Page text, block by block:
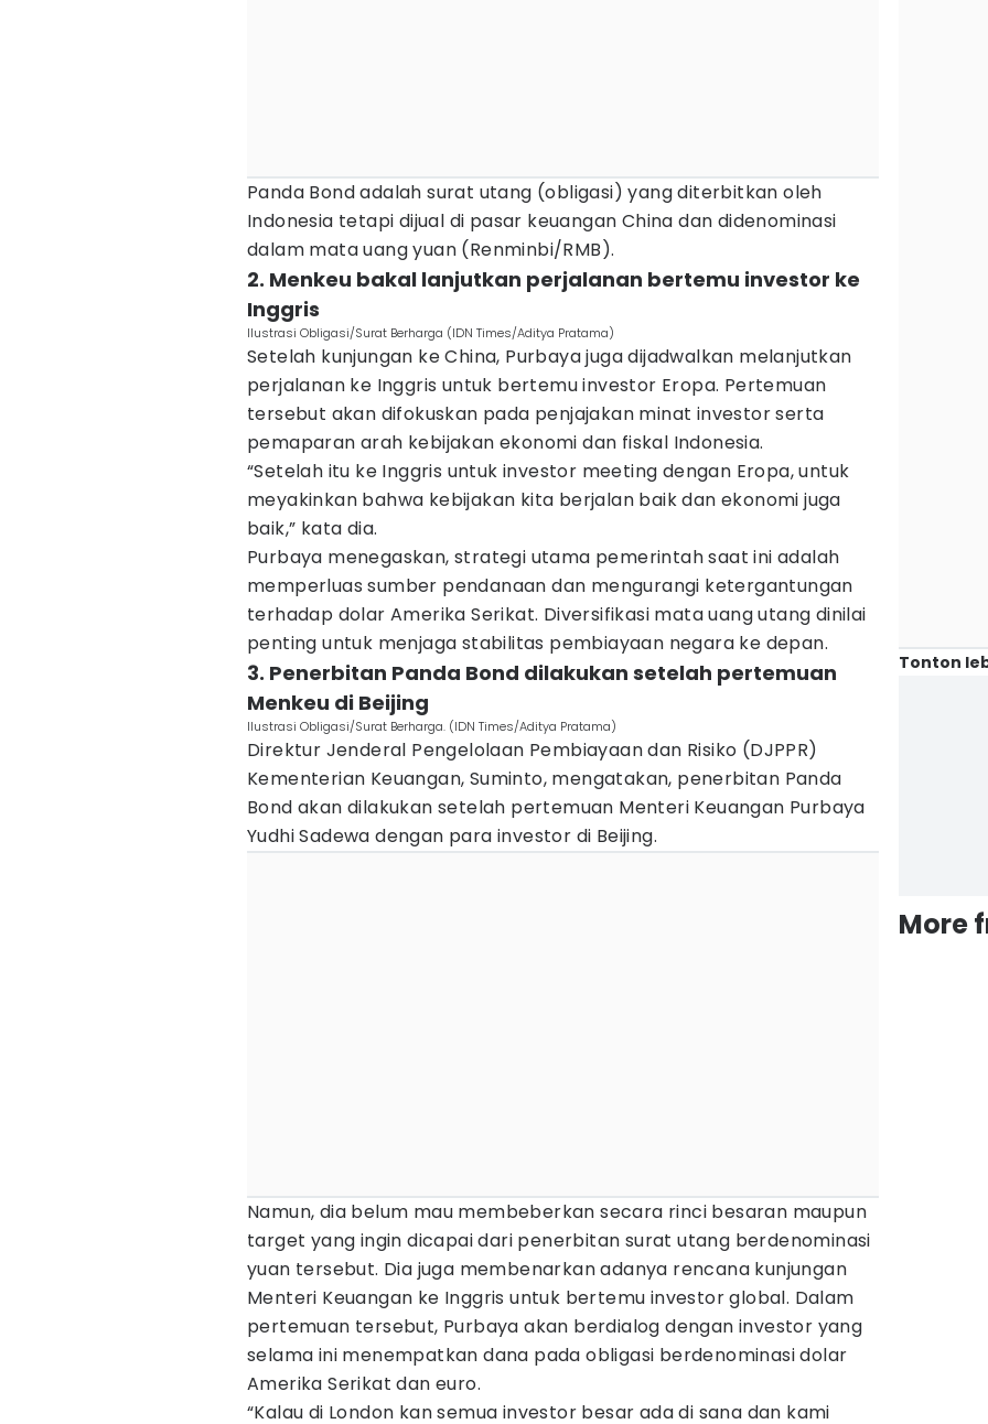
Panda Bond adalah surat utang (obligasi) yang diterbitkan oleh
Indonesia tetapi dijual di pasar keuangan China dan didenominasi
dalam mata uang yuan (Renminbi/RMB).
2. Menkeu bakal lanjutkan perjalanan bertemu investor ke
Inggris
Ilustrasi Obligasi/Surat Berharga (IDN Times/Aditya Pratama)
Setelah kunjungan ke China, Purbaya juga dijadwalkan melanjutkan
perjalanan ke Inggris untuk bertemu investor Eropa. Pertemuan
tersebut akan difokuskan pada penjajakan minat investor serta
pemaparan arah kebijakan ekonomi dan fiskal Indonesia.
“Setelah itu ke Inggris untuk investor meeting dengan Eropa, untuk
meyakinkan bahwa kebijakan kita berjalan baik dan ekonomi juga
baik,” kata dia.
Purbaya menegaskan, strategi utama pemerintah saat ini adalah
memperluas sumber pendanaan dan mengurangi ketergantungan
terhadap dolar Amerika Serikat. Diversifikasi mata uang utang dinilai
penting untuk menjaga stabilitas pembiayaan negara ke depan.
3. Penerbitan Panda Bond dilakukan setelah pertemuan
Menkeu di Beijing
Ilustrasi Obligasi/Surat Berharga. (IDN Times/Aditya Pratama)
Direktur Jenderal Pengelolaan Pembiayaan dan Risiko (DJPPR)
Kementerian Keuangan, Suminto, mengatakan, penerbitan Panda
Bond akan dilakukan setelah pertemuan Menteri Keuangan Purbaya
Yudhi Sadewa dengan para investor di Beijing.
Namun, dia belum mau membeberkan secara rinci besaran maupun
target yang ingin dicapai dari penerbitan surat utang berdenominasi
yuan tersebut. Dia juga membenarkan adanya rencana kunjungan
Menteri Keuangan ke Inggris untuk bertemu investor global. Dalam
pertemuan tersebut, Purbaya akan berdialog dengan investor yang
selama ini menempatkan dana pada obligasi berdenominasi dolar
Amerika Serikat dan euro.
“Kalau di London kan semua investor besar ada di sana dan kami
Tonton
More